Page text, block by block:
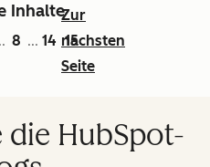
Inhalte
8 ... 14 15
Zur
nächsten
Seite
die HubSpot-